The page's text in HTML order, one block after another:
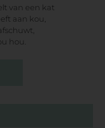
van een kat
aan kou,
hou.